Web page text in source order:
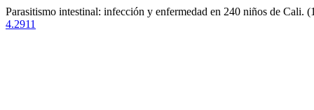
Parasitismo intestinal: infección y enfermedad en 240 niños de Cali.
4.2911